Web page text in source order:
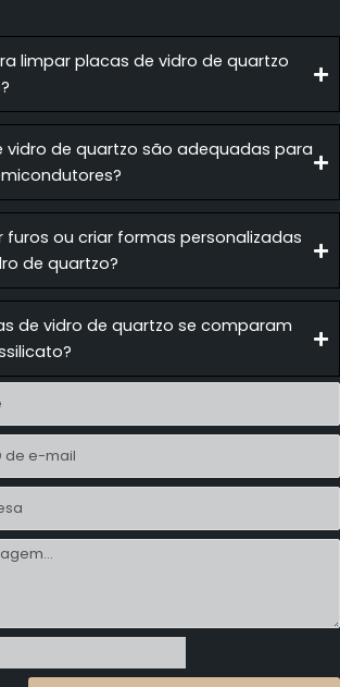
limpar placas de vidro de quartzo
vidro de quartzo são adequadas para
furos ou criar formas personalizadas
de quartzo?
de vidro de quartzo se comparam